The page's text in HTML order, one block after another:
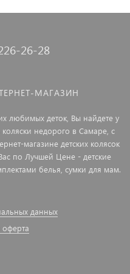
26-28
МАГАЗИН
любимых деток, Вы найдете у
недорого в Самаре, с
магазине детских колясок
по Лучшей Цене - детские
белья, сумки для мам.
данных